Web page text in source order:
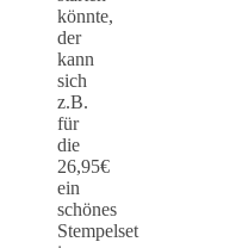
könnte,
der
kann
sich
z.B.
für
die
26,95€
ein
schönes
Stempelset